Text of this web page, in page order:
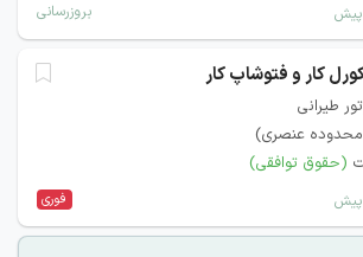
بروزرسانی
کار و فتوشاپ کار
طیرانی
عنصری)
(حقوق توافقی)
فوری